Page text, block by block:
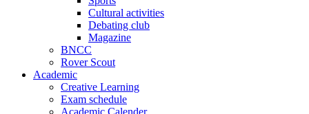
Cultural activities
Debating club
Magazine
BNCC
Rover Scout
Academic
Creative Learning
Exam schedule
Academic Calender